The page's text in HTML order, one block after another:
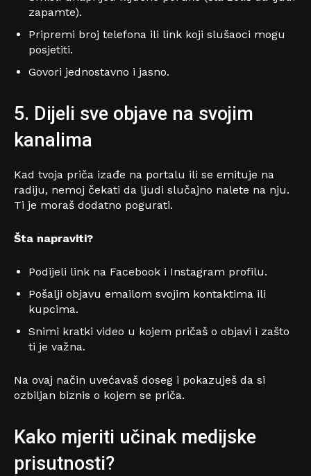
zapamte).
Pripremi broj telefona ili link koji slušaoci mogu
posjetiti.
Govori jednostavno i jasno.
5. Dijeli sve objave na svojim
kanalima
Kad tvoja priča izađe na portalu ili se emituje na
radiju, nemoj čekati da ljudi slučajno nalete na nju.
Ti je moraš dodatno pogurati.
Šta napraviti?
Podijeli link na Facebook i Instagram profilu.
Pošalji objavu emailom svojim kontaktima ili
kupcima.
Snimi kratki video u kojem pričaš o objavi i zašto
ti je važna.
Na ovaj način uvećavaš doseg i pokazuješ da si
ozbiljan biznis o kojem se priča.
Kako mjeriti učinak medijske
prisutnosti?